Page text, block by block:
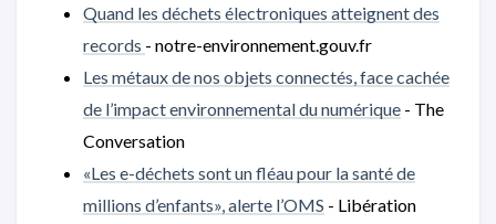
Quand les déchets électroniques atteignent des
records - notre-environnement.gouv.fr
Les métaux de nos objets connectés, face cachée
de l’impact environnemental du numérique - The
Conversation
«Les e-déchets sont un fléau pour la santé de
millions d’enfants», alerte l’OMS - Libération